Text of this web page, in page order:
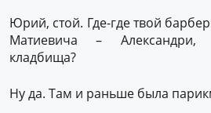
Юрий, стой. Где-где твой
Матиевича – Александри,
кладбища?
Ну да. Там и раньше была